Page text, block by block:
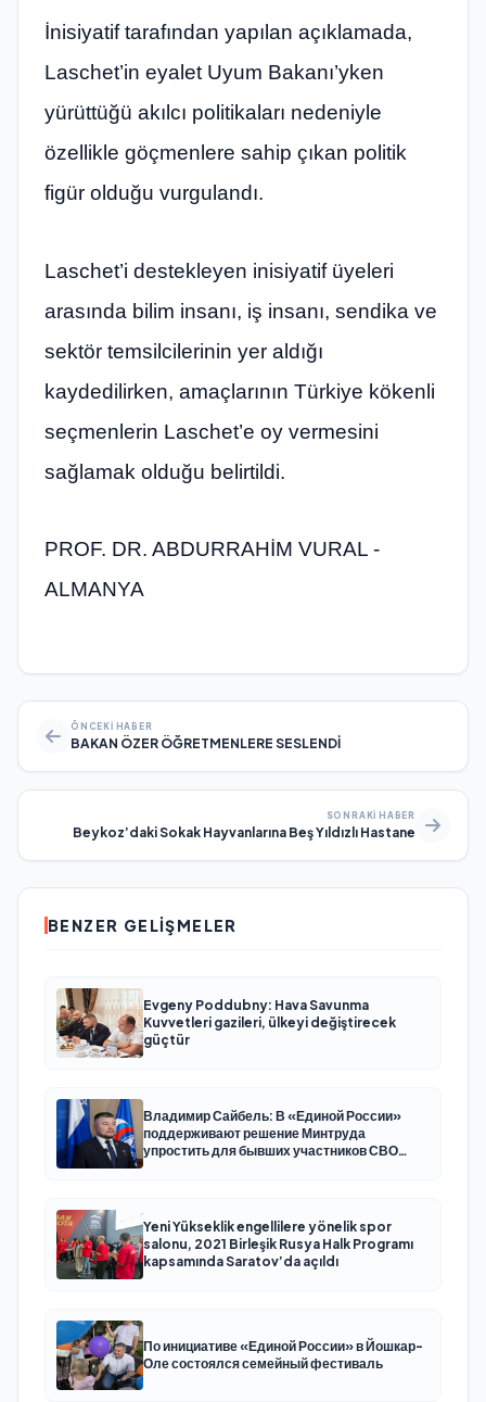
İnisiyatif tarafından yapılan açıklamada,
Laschet’in eyalet Uyum Bakanı’yken
yürüttüğü akılcı politikaları nedeniyle
özellikle göçmenlere sahip çıkan politik
figür olduğu vurgulandı.
Laschet’i destekleyen inisiyatif üyeleri
arasında bilim insanı, iş insanı, sendika ve
sektör temsilcilerinin yer aldığı
kaydedilirken, amaçlarının Türkiye kökenli
seçmenlerin Laschet’e oy vermesini
sağlamak olduğu belirtildi.
PROF. DR. ABDURRAHİM VURAL -
ALMANYA
ÖNCEKI HABER
BAKAN ÖZER ÖĞRETMENLERE SESLENDİ
SONRAKI HABER
Beykoz’daki Sokak Hayvanlarına Beş Yıldızlı Hastane
BENZER GELIŞMELER
Evgeny Poddubny: Hava Savunma
Kuvvetleri gazileri, ülkeyi değiştirecek
güçtür
Владимир Сайбель: В «Единой России»
поддерживают решение Минтруда
упростить для бывших участников СВО
Yeni Yükseklik engellilere yönelik spor
salonu, 2021 Birleşik Rusya Halk Programı
kapsamında Saratov’da açıldı
По инициативе «Единой России» в Йошкар-
Оле состоялся семейный фестиваль